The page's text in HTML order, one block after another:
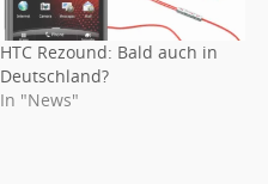
HTC Rezound: Bald auch in
Deutschland?
In "News"